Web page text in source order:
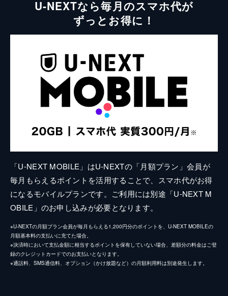
U-NEXTなら毎月のスマホ代が
ずっとお得に！
「U-NEXT MOBILE」はU-NEXTの「月額プラン」会員が
毎月もらえるポイントを活用することで、スマホ代がお得
になるモバイルプランです。ご利用には別途「U-NEXT M
OBILE」のお申し込みが必要となります。
※U-NEXTの月額プラン会員が毎月もらえる1,200円分のポイントを、U-NEXT MOBILEの
月額基本料の支払いに充てた場合。
※決済時において支払金額に相当するポイントを保有していない場合、差額分の料金はご登
録のクレジットカードでのお支払いとなります。
※通話料、SMS通信料、オプション（かけ放題など）の月額利用料は別途発生します。